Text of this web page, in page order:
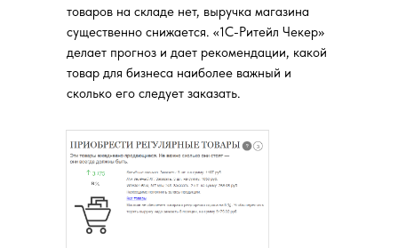
товаров на складе нет, выручка магазина
существенно снижается. «1С-Ритейл Чекер»
делает прогноз и дает рекомендации, какой
товар для бизнеса наиболее важный и
сколько его следует заказать.